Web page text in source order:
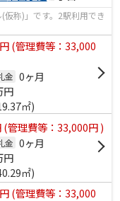
称)」です。2駅利用でき
円(管理費等：33,000
金 0ヶ月
円
㎡)
(管理費等：33,000円 )
金 0ヶ月
円
㎡)
円(管理費等：33,000